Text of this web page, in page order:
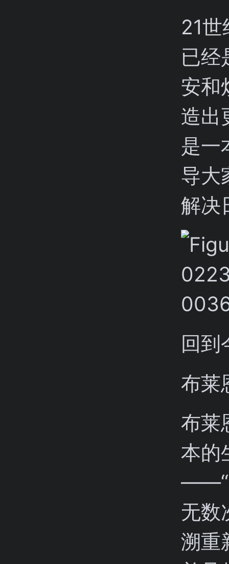
21世
已经
安和
造出
是一
导大
解决
回到
布莱
布莱
本的
——“
无数
溯重